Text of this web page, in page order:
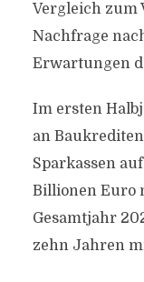
Vergleich zum
Nachfrage
Erwartungen
Im ersten
an
Sparkassen
Billionen Euro
Gesamtjahr
zehn Jahren